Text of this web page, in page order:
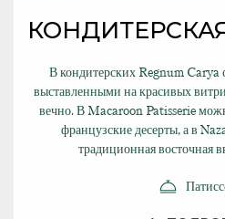
В кондитерских Regnum
выставленными на красивых
вечно. В Macaroon Patisserie
французские десерты, а в
традиционная восточная